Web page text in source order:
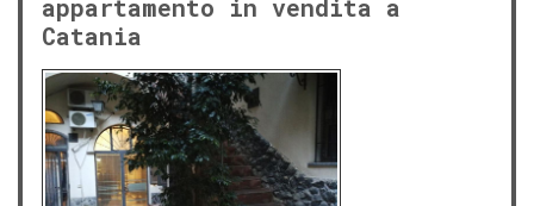
appartamento in vendita a
Catania